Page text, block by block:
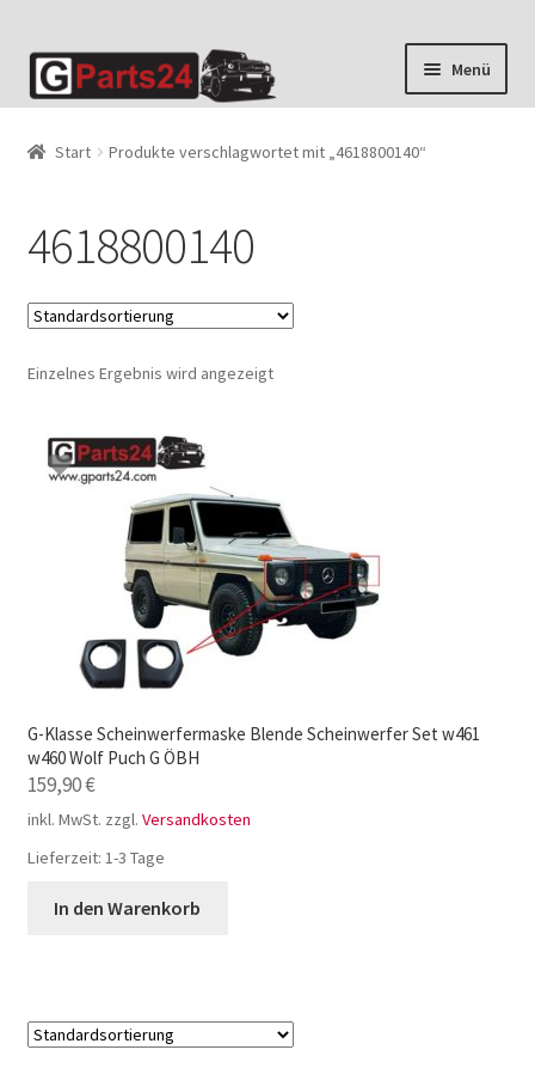
Zur
Navigation
Zum
Inhalt
Menü
Start Produkte verschlagwortet mit „4618800140“
4618800140
Einzelnes Ergebnis wird angezeigt
G-Klasse Scheinwerfermaske Blende Scheinwerfer Set w461
w460 Wolf Puch G ÖBH
159,90€
inkl. MwSt. zzgl. Versandkosten
Lieferzeit: 1-3 Tage
In den Warenkorb